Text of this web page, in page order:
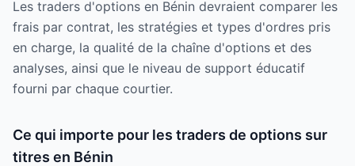
Les traders d'options en Bénin devraient comparer les
frais par contrat, les stratégies et types d'ordres pris
en charge, la qualité de la chaîne d'options et des
analyses, ainsi que le niveau de support éducatif
fourni par chaque courtier.
Ce qui importe pour les traders de options sur
titres en Bénin